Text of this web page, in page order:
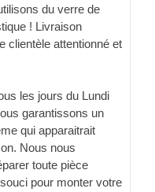
du verre de
! Livraison
clientèle attentionné et
les jours du Lundi
garantissons un
qui apparaitrait
Nous nous
toute pièce
pour monter votre